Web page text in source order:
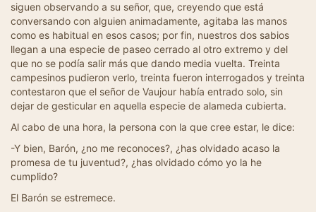
siguen observando a su señor, que, creyendo que está
conversando con alguien animadamente, agitaba las manos
como es habitual en esos casos; por fin, nuestros dos sabios
llegan a una especie de paseo cerrado al otro extremo y del
que no se podía salir más que dando media vuelta. Treinta
campesinos pudieron verlo, treinta fueron interrogados y treinta
contestaron que el señor de Vaujour había entrado solo, sin
dejar de gesticular en aquella especie de alameda cubierta.
Al cabo de una hora, la persona con la que cree estar, le dice:
-Y bien, Barón, ¿no me reconoces?, ¿has olvidado acaso la
promesa de tu juventud?, ¿has olvidado cómo yo la he
cumplido?
El Barón se estremece.